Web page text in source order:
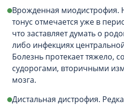
Врожденная
тонус отмечается уже в
что заставляет думать о
либо инфекциях
Болезнь протекает тяжело,
судорогами, вторичными
мозга.
Дистальная дистрофия.